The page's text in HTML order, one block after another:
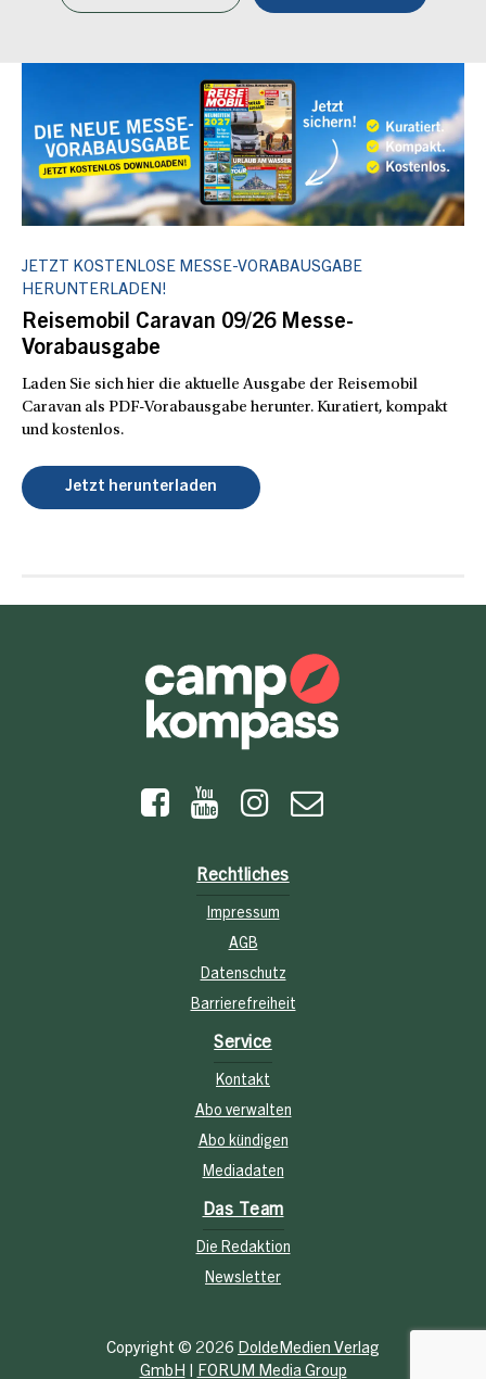
JETZT KOSTENLOSE MESSE-VORABAUSGABE
HERUNTERLADEN!
Reisemobil Caravan 09/26 Messe-
Vorabausgabe
Laden Sie sich hier die aktuelle Ausgabe der Reisemobil
Caravan als PDF-Vorabausgabe herunter. Kuratiert, kompakt
und kostenlos.
Jetzt herunterladen
Rechtliches
Impressum
AGB
Datenschutz
Barrierefreiheit
Service
Kontakt
Abo verwalten
Abo kündigen
Mediadaten
Das Team
Die Redaktion
Newsletter
Copyright © 2026 DoldeMedien Verlag
GmbH
FORUM Media Group